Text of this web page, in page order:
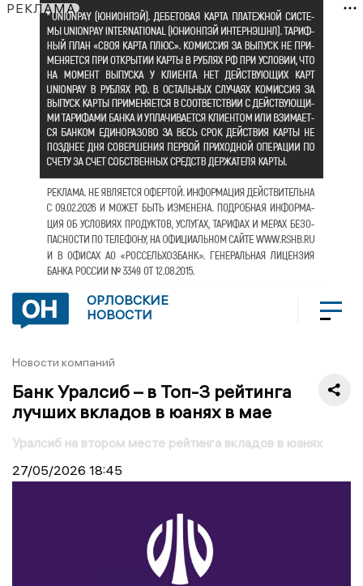
РЕКЛАМА
ОРЛОВСКИЕ
НОВОСТИ
Новости компаний
Банк Уралсиб – в Топ-3 рейтинга
лучших вкладов в юанях в мае
Уралсиб на втором месте рейтинга вкладов в юанях
27/05/2026 18:45